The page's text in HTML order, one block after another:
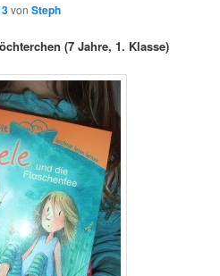
vonSteph
(7 Jahre, 1. Klasse)